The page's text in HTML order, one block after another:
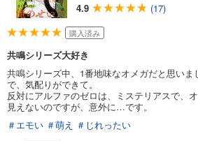
4.9
(17)
購入済み
共鳴シリーズ大好き
共鳴シリーズ中、1番地味なオメガだと思い
で、気配りができて。
反対にアルファのゼロは、ミステリアスで、
見えないのですが、意外に…です。
＃エモい ＃萌え ＃じれったい